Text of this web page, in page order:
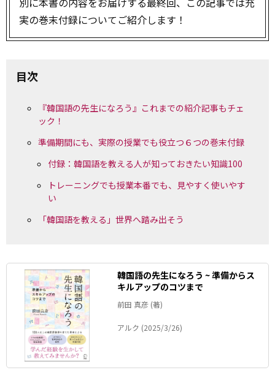
実の巻末付録についてご紹介します！
目次
『韓国語の先生になろう』これまでの紹介記事もチェ
ック！
準備期間にも、実際の授業でも役立つ６つの巻末付録
付録：韓国語を教える人が知っておきたい知識100
トレーニングでも授業本番でも、見やすく使いやす
い
「韓国語を教える」世界へ踏み出そう
韓国語の先生になろう ~ 準備からス
キルアップのコツまで
前田 真彦 (著)
アルク (2025/3/26)